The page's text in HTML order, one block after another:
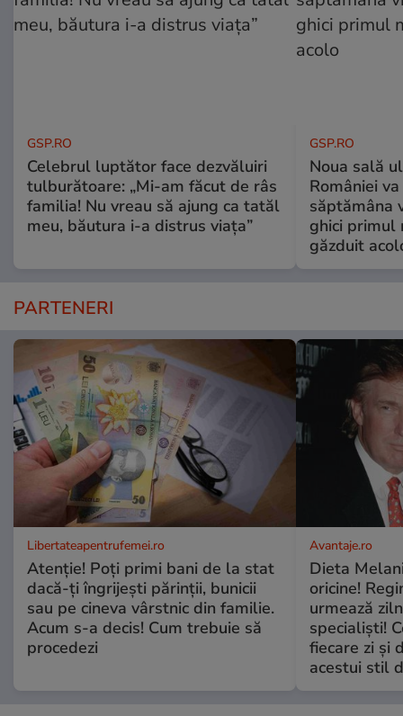
GSP.RO
Celebrul luptător face dezvăluiri
tulburătoare: „Mi-am făcut de râs
familia! Nu vreau să ajung ca tatăl
meu, băutura i-a distrus viața”
GSP.RO
Noua sală
României
săptămâna
ghici primul
găzduit
PARTENERI
Libertateapentrufemei.ro
Atenție! Poți primi bani de la stat
dacă-ți îngrijești părinții, bunicii
sau pe cineva vârstnic din familie.
Acum s-a decis! Cum trebuie să
procedezi
Avantaje.ro
Dieta
oricine!
urmează
specialiști!
fiecare zi și
acestui stil